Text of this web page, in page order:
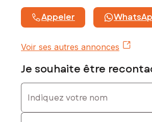
Appeler
Voir ses autres annonces
Je souhaite être
Indiquez votre nom
Indiquez votre prénom